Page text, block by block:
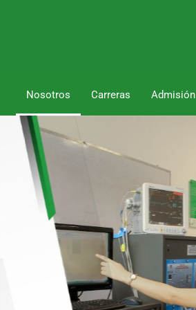
Nosotros Carreras Admisión